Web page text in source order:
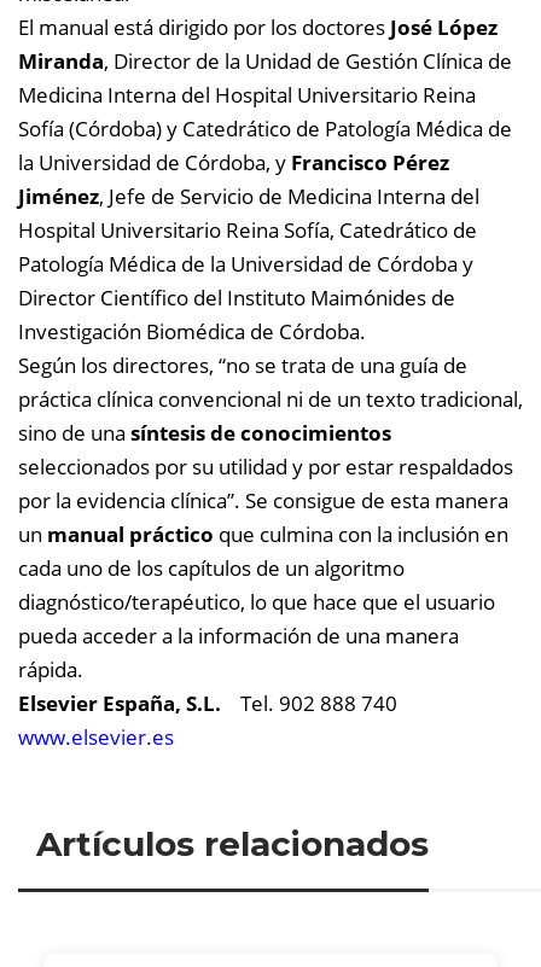
El manual está dirigido por los doctores José López
Miranda, Director de la Unidad de Gestión Clínica de
Medicina Interna del Hospital Universitario Reina
Sofía (Córdoba) y Catedrático de Patología Médica de
la Universidad de Córdoba, y Francisco Pérez
Jiménez, Jefe de Servicio de Medicina Interna del
Hospital Universitario Reina Sofía, Catedrático de
Patología Médica de la Universidad de Córdoba y
Director Científico del Instituto Maimónides de
Investigación Biomédica de Córdoba.
Según los directores, “no se trata de una guía de
práctica clínica convencional ni de un texto tradicional,
sino de una síntesis de conocimientos
seleccionados por su utilidad y por estar respaldados
por la evidencia clínica”. Se consigue de esta manera
un manual práctico que culmina con la inclusión en
cada uno de los capítulos de un algoritmo
diagnóstico/terapéutico, lo que hace que el usuario
pueda acceder a la información de una manera
rápida.
Elsevier España, S.L. Tel. 902 888 740
www.elsevier.es
Artículos relacionados